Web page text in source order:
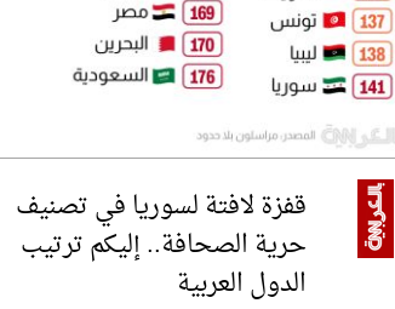
قفزة لافتة لسوريا في تصنيف
حرية الصحافة.. إليكم ترتيب
الدول العربية